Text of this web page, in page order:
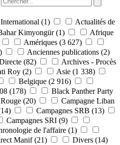
(1)
Actualités de
Kimyongür (1)
Afrique
Amériques (3 627)
Anciennes publications (2)
(82)
Archives - Procès
Roy (2) Asie (1 338)
Belgique (2 916)
(178)
Black Panther Party
(20)
Campagne Liban
Campagnes SRB (13)
Campagnes SRI (9)
de l'affaire (1)
Manif (21) Divers (14)